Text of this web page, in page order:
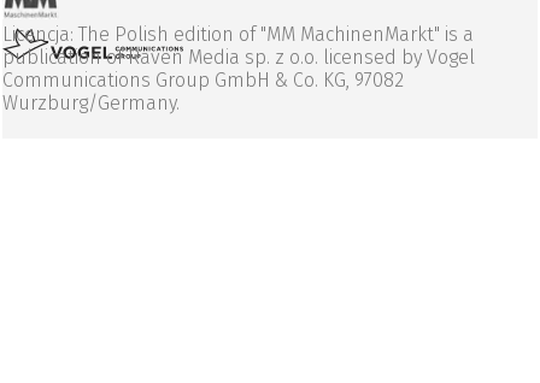
Licencja: The Polish edition of "MM MachinenMarkt" is a
publication of Raven Media sp. z o.o. licensed by Vogel
Communications Group GmbH & Co. KG, 97082
Wurzburg/Germany.